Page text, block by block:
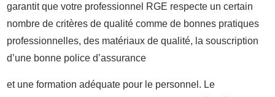
garantit que votre professionnel RGE respecte un certain
nombre de critères de qualité comme de bonnes pratiques
professionnelles, des matériaux de qualité, la souscription
d’une bonne police d’assurance
et une formation adéquate pour le personnel. Le